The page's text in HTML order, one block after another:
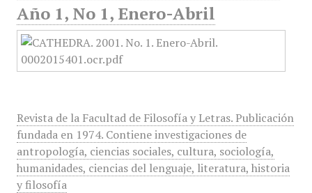
Año 1, No 1, Enero-Abril
Revista de la Facultad de Filosofía y Letras. Publicación
fundada en 1974. Contiene investigaciones de
antropología, ciencias sociales, cultura, sociología,
humanidades, ciencias del lenguaje, literatura, historia
y filosofía